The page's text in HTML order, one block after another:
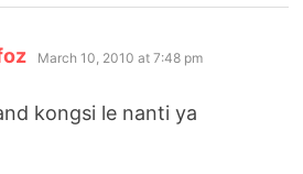
says:
March 10, 2010 at 7:48 pm
kongsi le nanti ya